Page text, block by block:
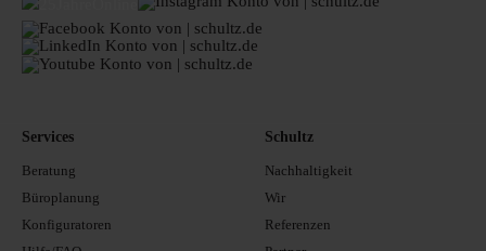
Services
Beratung
Büroplanung
Konfiguratoren
Schultz
Nachhaltigkeit
Wir
Referenzen